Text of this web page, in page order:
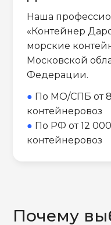
Наша
«Контейнер
морские
Московской
Федерации.
● По МО/СПБ от
контейнеровоз
● По РФ от 12
контейнеровоз
Почему